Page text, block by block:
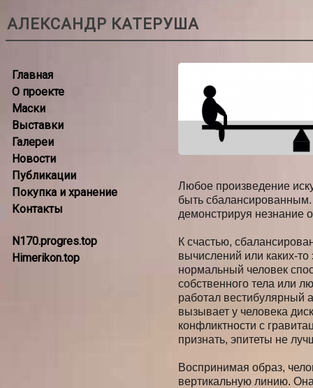
АЛЕКСАНДР КАТЕРУША
Главная
О проекте
Маски
Выставки
Галереи
Новости
Публикации
Покупка и хранение
Контакты
N170.progres.top
Himerikon.top
Любое произведение
быть сбалансированным.
демонстрируя незнание
К счастью,
вычислений или каких-
нормальный человек
собственного тела или
работал вестибулярный
вызывает у человека
конфликтности с
признать, эпитеты не
Воспринимая образ,
вертикальную линию.